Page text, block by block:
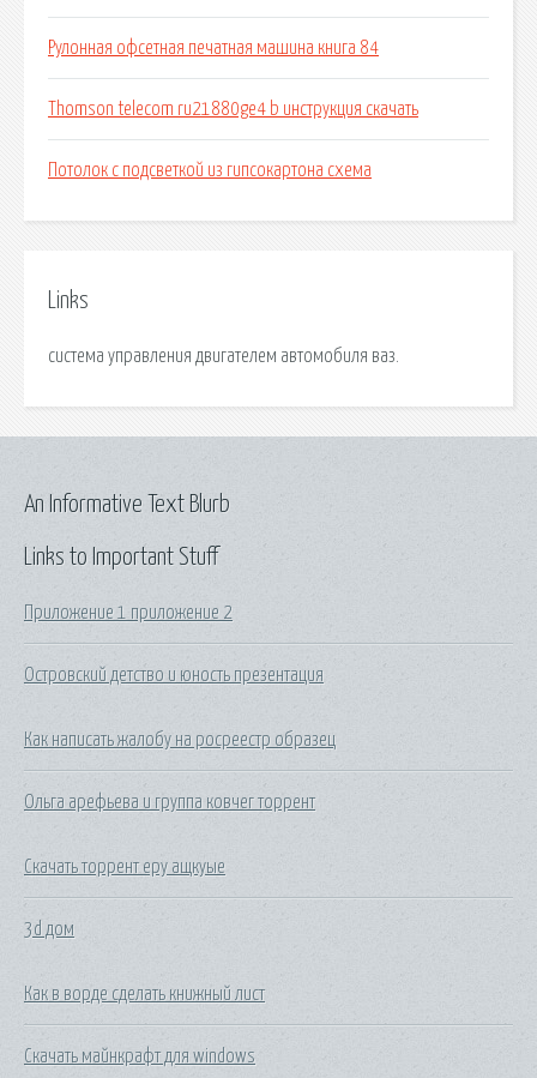
Рулонная офсетная печатная машина книга 84
Thomson telecom ru21880ge4 b инструкция скачать
Потолок с подсветкой из гипсокартона схема
Links
система управления двигателем автомобиля ваз.
Links to Important Stuff
Приложение 1 приложение 2
Островский детство и юность презентация
Как написать жалобу на росреестр образец
Ольга арефьева и группа ковчег торрент
Скачать торрент еру ащкуые
3d дом
Как в ворде сделать книжный лист
Скачать майнкрафт для windows
An Informative Text Blurb